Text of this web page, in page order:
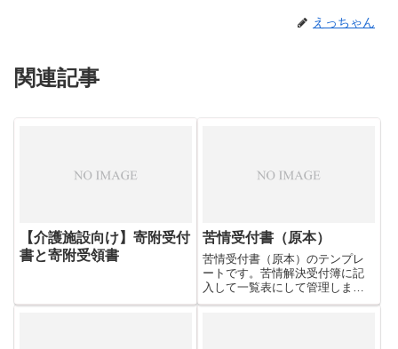
えっちゃん
関連記事
【介護施設向け】寄附受付
書と寄附受領書
苦情受付書（原本）
苦情受付書（原本）のテンプレ
ートです。苦情解決受付簿に記
入して一覧表にして管理しま
す。